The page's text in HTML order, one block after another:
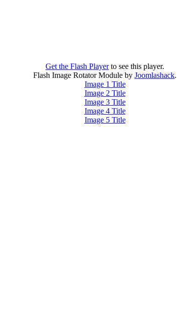
Get the Flash Playerto see this player.
Flash Image Rotator Module by Joomlashack.
Image 1 Title
Image 2 Title
Image 3 Title
Image 4 Title
Image 5 Title